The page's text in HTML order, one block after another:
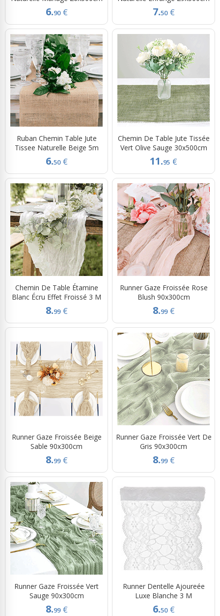
6.90 € 7.50 €
Ruban Chemin Table Jute
Tissee Naturelle Beige 5m
6.50 €
Chemin De Table Jute Tissée
Vert Olive Sauge 30x500cm
11.95 €
Chemin De Table Étamine
Blanc Écru Effet Froissé 3 M
8.99 €
Runner Gaze Froissée Rose
Blush 90x300cm
8.99 €
Runner Gaze Froissée Beige
Sable 90x300cm
8.99 €
Runner Gaze Froissée Vert De
Gris 90x300cm
8.99 €
Runner Gaze Froissée Vert
Sauge 90x300cm
8.99 €
Runner Dentelle Ajoureée
Luxe Blanche 3 M
6.50 €